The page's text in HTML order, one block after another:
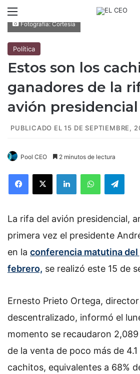
Fotografía: Cortesía
Política
Estos son los
ganadores de la
avión presidencial
PUBLICADO EL 15 DE SEPTIEMBRE,
Pool CEO 2 minutos de lectura
La rifa del avión presidencial,
primera vez el presidente
en la conferencia matutina del
febrero, se realizó este 15 de
Ernesto Prieto Ortega,
descentralizado, informó el
momento se recaudaron
de la venta de poco más de
cachitos, equivalentes a 68%